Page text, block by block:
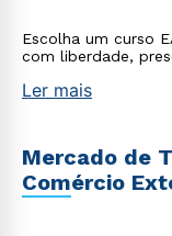
Escolha um curso
com liberdade,
Ler mais
Mercado de
Comércio